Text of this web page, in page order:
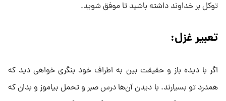
توکل بر خداوند داشته باشید تا موفق شوید.
تعبیر غزل:
اگر با دیده باز و حقیقت بین به اطراف خود بنگری خواهی دید که
همدرد تو بسیارند. با دیدن آن‌ها درس صبر و تحمل بیاموز و بدان که